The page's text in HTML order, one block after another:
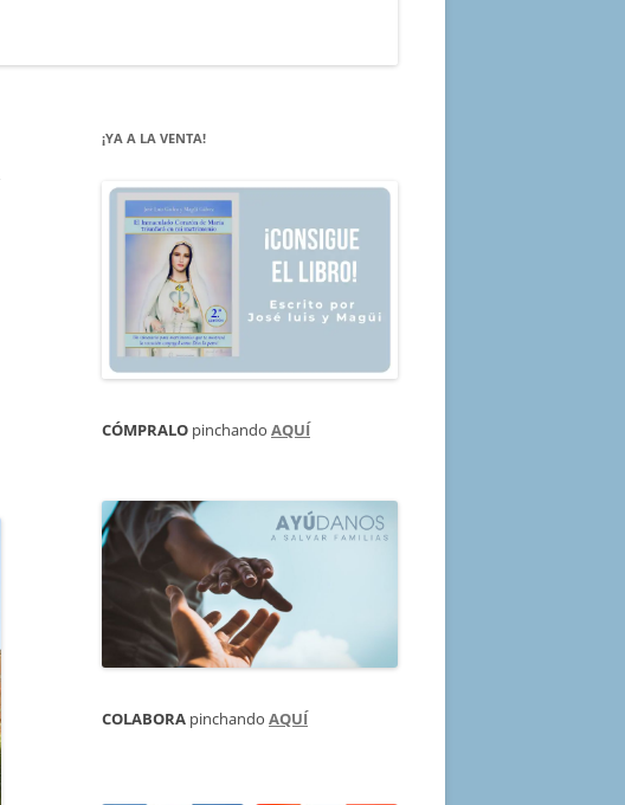
¡YA A LA VENTA!
CÓMPRALO pinchando AQUÍ
COLABORA pinchando AQUÍ